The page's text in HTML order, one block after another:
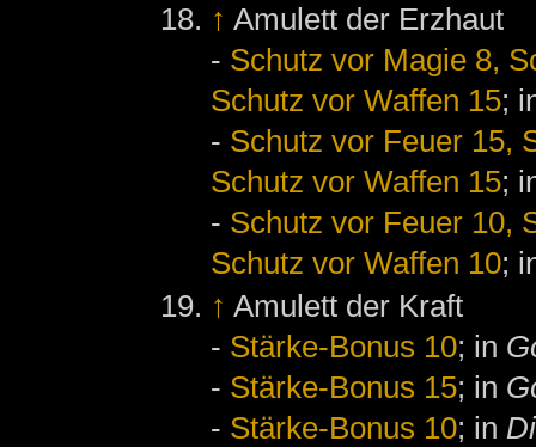
↑ Amulett der Erzhaut
- Schutz vor Magie 8,
Schutz vor Waffen 15;
- Schutz vor Feuer 15,
Schutz vor Waffen 15;
- Schutz vor Feuer 10,
Schutz vor Waffen 10;
↑ Amulett der Kraft
- Stärke-Bonus 10; in
- Stärke-Bonus 15; in
- Stärke-Bonus 10; in